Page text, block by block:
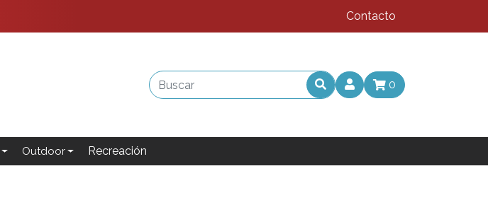
Contacto
0
Outdoor Recreación